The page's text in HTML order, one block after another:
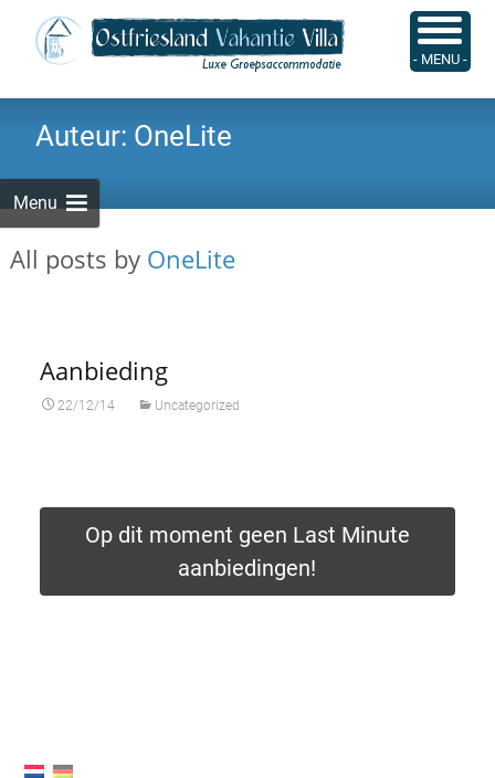
Menu
Skip
to
content
Zoeken
naar:
Auteur: OneLite
All posts by OneLite
Aanbieding
22/12/14 Uncategorized
Op dit moment geen Last Minute
aanbiedingen!
- MENU -